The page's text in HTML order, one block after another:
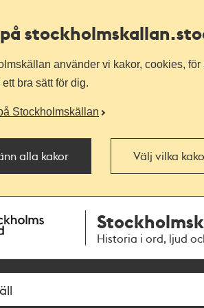
stockholmskallan
använder vi kakor, cookies,
bra sätt för dig.
Stockholmskällan
alla kakor Välj vilka
Historia i ord, ljud